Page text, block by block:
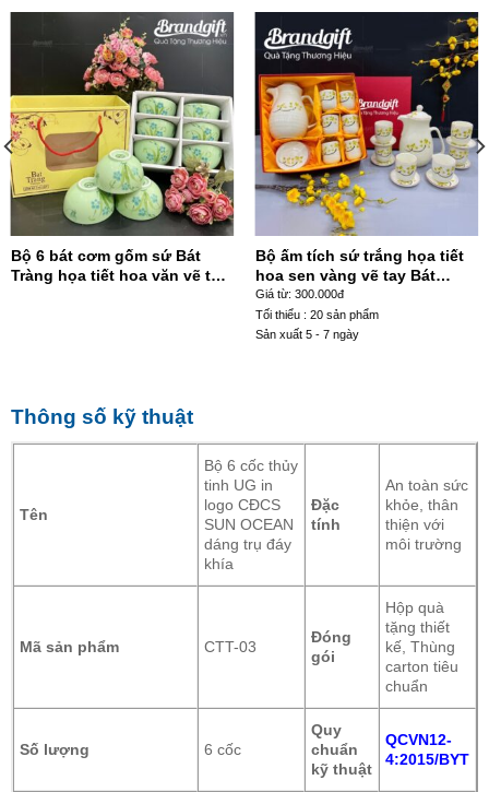
Bộ 6 bát cơm gốm sứ Bát
Tràng họa tiết hoa văn vẽ tay
Bộ ấm tích sứ trắng họa tiết
hoa sen vàng vẽ tay Bát
Tràng AT-97
Giá từ: 300.000đ
Tối thiểu : 20 sản phẩm
Sản xuất 5 - 7 ngày
Thông số kỹ thuật
Tên
Bộ 6 cốc thủy
tinh UG in
logo CĐCS
SUN OCEAN
dáng trụ đáy
khía
Đặc
tính
An toàn sức
khỏe, thân
thiện với
môi trường
Mã sản phẩm CTT-03
Đóng
gói
Hộp quà
tặng thiết
kế, Thùng
carton tiêu
chuẩn
Số lượng 6 cốc
Quy
chuẩn
kỹ thuật
QCVN12-
4:2015/BYT